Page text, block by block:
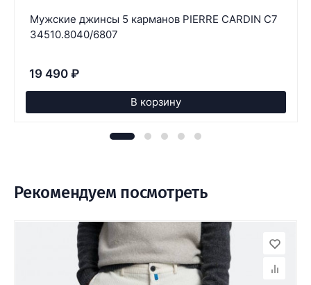
Мужские джинсы 5 карманов PIERRE CARDIN C7
34510.8040/6807
19 490 ₽
В корзину
Рекомендуем посмотреть